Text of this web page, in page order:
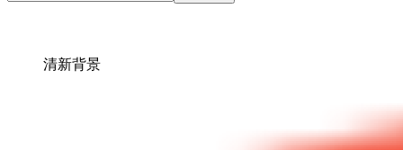
清新背景